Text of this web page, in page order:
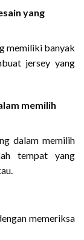
yang
memiliki banyak
jersey yang
memilih
dalam memilih
tempat yang
memeriksa